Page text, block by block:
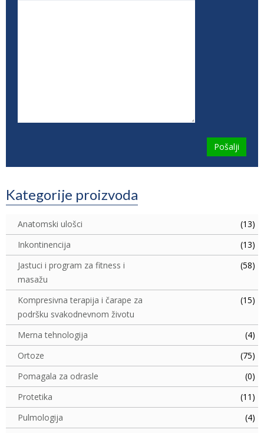
Kategorije proizvoda
Anatomski ulošci
(13)
Inkontinencija
(13)
Jastuci i program za fitness i
masažu
(58)
Kompresivna terapija i čarape za
podršku svakodnevnom životu
(15)
Merna tehnologija
(4)
Ortoze
(75)
Pomagala za odrasle
(0)
Protetika
(11)
Pulmologija
(4)